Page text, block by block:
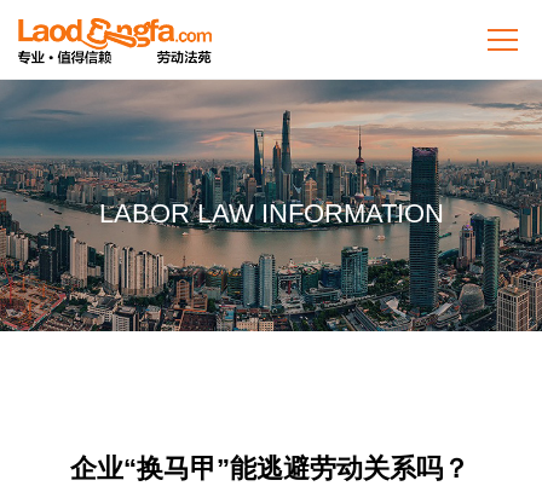
LABOR LAW INFORMATION
企业“换马甲”能逃避劳动关系吗？